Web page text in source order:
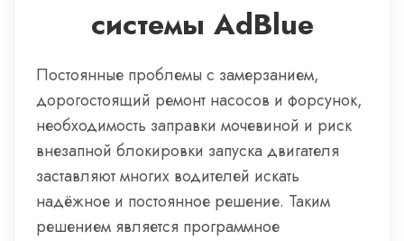
системы AdBlue
Постоянные проблемы с замерзанием,
дорогостоящий ремонт насосов и форсунок,
необходимость заправки мочевиной и риск
внезапной блокировки запуска двигателя
заставляют многих водителей искать
надёжное и постоянное решение. Таким
решением является программное